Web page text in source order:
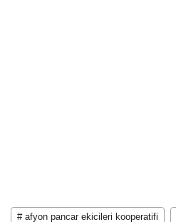
# afyon pancar ekicileri kooperatifi